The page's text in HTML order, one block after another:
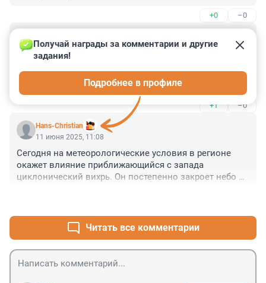
+0 –0
11 июня 2025, 19:57
А на картинке лебеди на фоне кого-то в палатке. Это
нас приучают к новой культуре? Это пусть без меня!
Не наш это платок! Нам чужого не надо!
+1 –0
Hans-Christian
Получай награды за комментарии и другие
задания!
Подробнее в профиле
11 июня 2025, 11:08
Сегодня на метеорологические условия в регионе
окажет влияние приближающийся с запада
циклонический вихрь. Он постепенно закроет небо
Прикольно вот так вот что-то считать. Ещё и з/п за
это регулярно получать.
Читать все комментарии